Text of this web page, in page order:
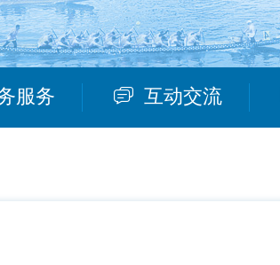
服务 互动交流